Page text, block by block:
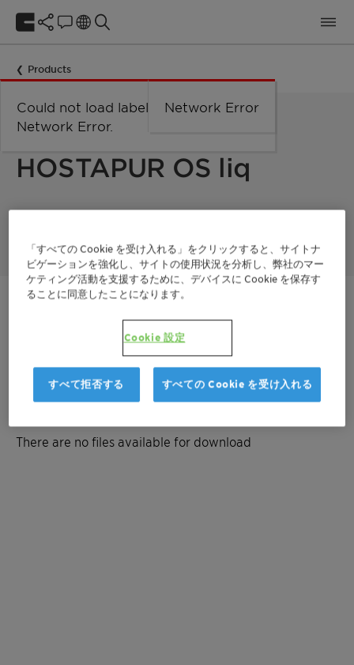
Products
HOSTAPUR OS liq
Hostapur OS Liq is a anionic surfactant . It has strong wetting
見積もりを取る
There are no files available for download
「すべての Cookie を受け入れる」をクリックすると、サイトナ
ビゲーションを強化し、サイトの使用状況を分析し、弊社のマー
ケティング活動を支援するために、デバイスに Cookie を保存す
ることに同意したことになります。
Cookie 設定
すべて拒否する すべての Cookie を受け入れる
Could not load labels. Error:
Network Error.
Network Error